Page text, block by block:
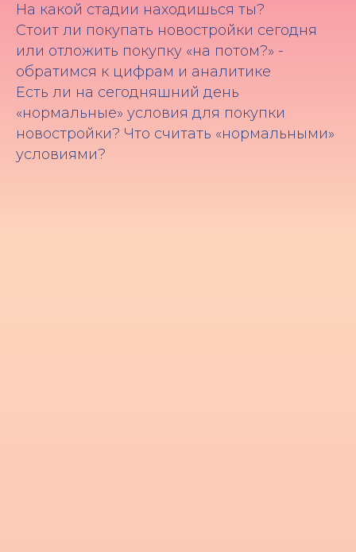
На какой стадии находишься ты?
Стоит ли покупать новостройки сегодня
или отложить покупку «на потом?» -
обратимся к цифрам и аналитике
Есть ли на сегодняшний день
«нормальные» условия для покупки
новостройки? Что считать «нормальными»
условиями?